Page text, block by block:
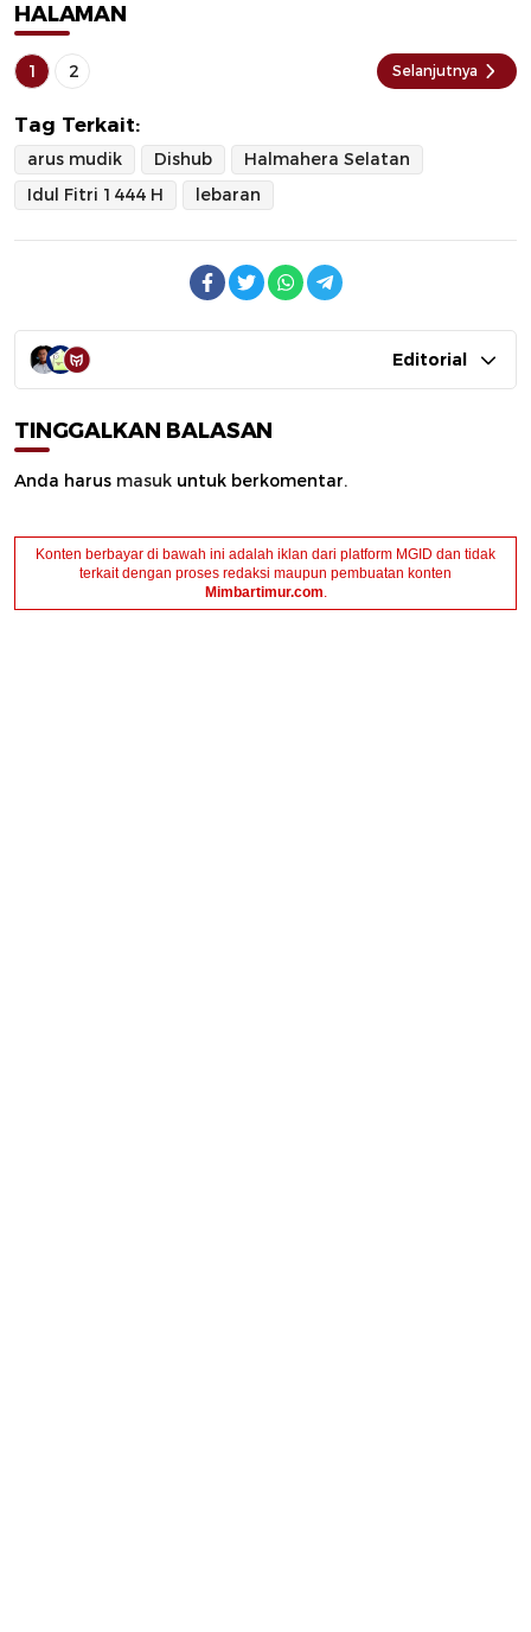
HALAMAN
1 2 Selanjutnya
Tag Terkait:
arus mudik Dishub
Halmahera Selatan
Idul Fitri 1444 H
lebaran
Editorial
TINGGALKAN BALASAN
Anda harus masuk untuk berkomentar.
Konten berbayar di bawah ini adalah iklan dari platform MGID dan tidak
terkait dengan proses redaksi maupun pembuatan konten
Mimbartimur.com.